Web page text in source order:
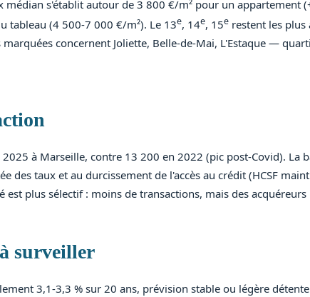
médian s'établit autour de 3 800 €/m² pour un appartement
tableau (4 500-7 000 €/m²). Le 13e, 14e, 15e restent les plus
marquées concernent Joliette, Belle-de-Mai, L'Estaque —
à Marseille, contre 13 200 en 2022 (pic post-Covid). La
des taux et au durcissement de l'accès au crédit (HCSF
est plus sélectif : moins de transactions, mais des
surveiller
3,1-3,3 % sur 20 ans, prévision stable ou légère